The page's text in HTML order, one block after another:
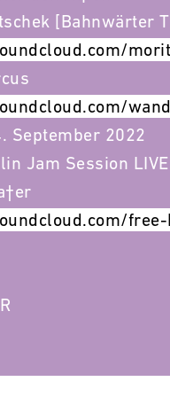
[Bahnwärter
September 2022
Jam Session LIVE